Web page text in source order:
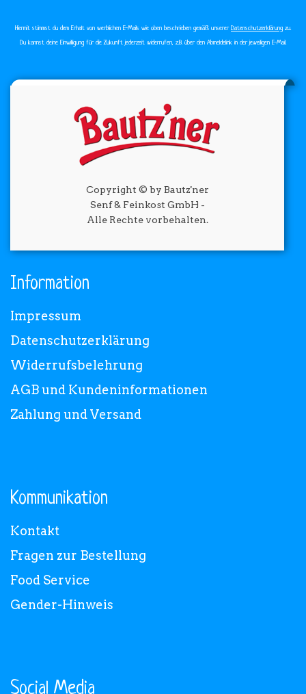
Hiermit stimmst du dem Erhalt von werblichen E-Mails wie oben beschrieben gemäß unserer Datenschutzerklärung zu.
Du kannst deine Einwilligung für die Zukunft jederzeit widerrufen, z.B. über den Abmeldelink in der jeweiligen E-Mail.
Information
Impressum
Datenschutzerklärung
Widerrufsbelehrung
AGB und Kundeninformationen
Zahlung und Versand
Kommunikation
Kontakt
Fragen zur Bestellung
Food Service
Gender-Hinweis
Social Media
Copyright © by Bautz'ner
Senf & Feinkost GmbH -
Alle Rechte vorbehalten.